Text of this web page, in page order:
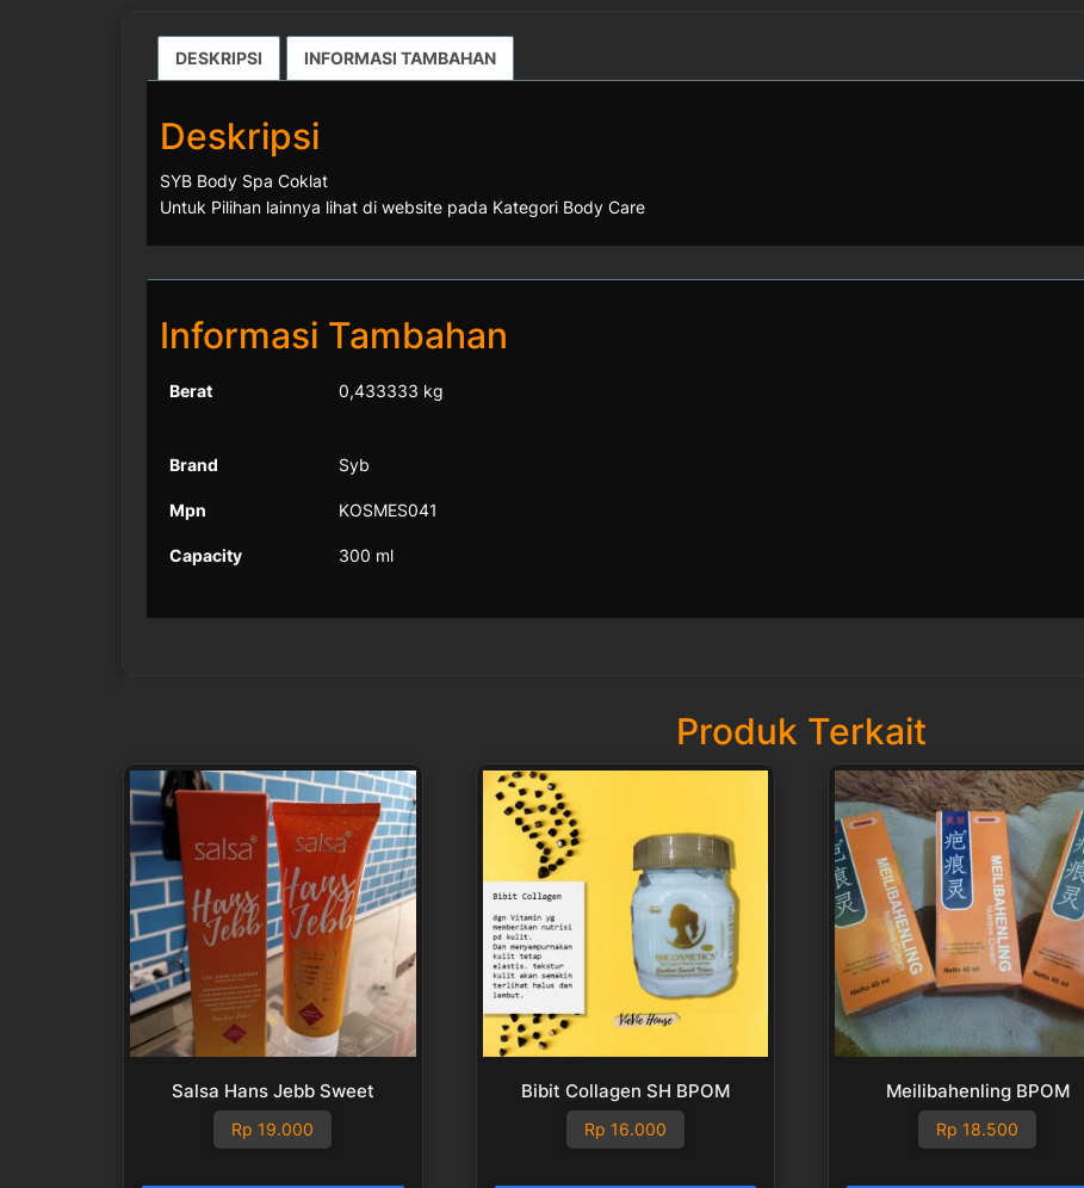
DESKRIPSI INFORMASI TAMBAHAN
Deskripsi
SYB Body Spa Coklat
Untuk Pilihan lainnya lihat di website pada Kategori Body Care
Informasi Tambahan
Berat 0,433333 kg
Brand Syb
Mpn KOSMES041
Capacity 300 ml
Produk Terkait
Salsa Hans Jebb Sweet
Rp 19.000
Bibit Collagen SH BPOM
Rp 16.000
Meilibahenling BPOM
Rp 18.500